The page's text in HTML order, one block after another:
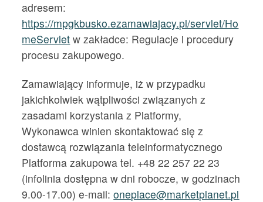
adresem:
https://mpgkbusko.ezamawiajacy.pl/servlet/Ho
meServlet w zakładce: Regulacje i procedury
procesu zakupowego.
Zamawiający informuje, iż w przypadku
jakichkolwiek wątpliwości związanych z
zasadami korzystania z Platformy,
Wykonawca winien skontaktować się z
dostawcą rozwiązania teleinformatycznego
Platforma zakupowa tel. +48 22 257 22 23
(infolinia dostępna w dni robocze, w godzinach
9.00-17.00) e-mail:oneplace@marketplanet.pl